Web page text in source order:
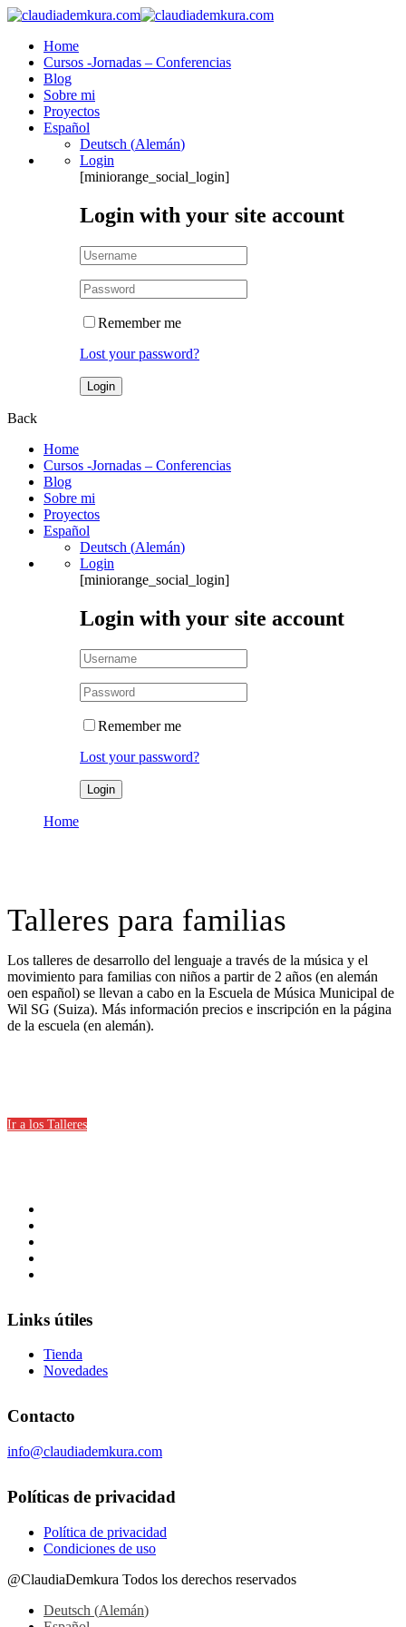
Home
Cursos -Jornadas – Conferencias
Blog
Sobre mi
Proyectos
Español
Deutsch (Alemán)
Login
[miniorange_social_login]
Login with your site account
Remember me
Lost your password?
Back
Home
Cursos -Jornadas – Conferencias
Blog
Sobre mi
Proyectos
Español
Deutsch (Alemán)
Login
[miniorange_social_login]
Login with your site account
Remember me
Lost your password?
Home
Talleres para familias
Los talleres de desarrollo del lenguaje a través de la música y el
movimiento para familias con niños a partir de 2 años (en alemán
oen español) se llevan a cabo en la Escuela de Música Municipal de
Wil SG (Suiza). Más información precios e inscripción en la página
de la escuela (en alemán).
Ir a los Talleres
Links útiles
Tienda
Novedades
Contacto
info@claudiademkura.com
Políticas de privacidad
Política de privacidad
Condiciones de uso
@ClaudiaDemkura Todos los derechos reservados
Deutsch (Alemán)